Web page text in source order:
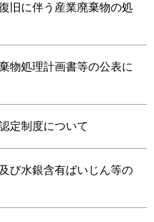
旧に伴う産業廃棄物の処
物処理計画書等の公表に
定制度について
び水銀含有ばいじん等の